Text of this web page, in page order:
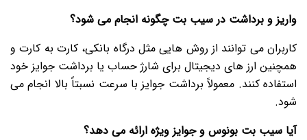
واریز و برداشت در سیب بت چگونه انجام می شود؟
کاربران می توانند از روش هایی مثل درگاه بانکی، کارت به کارت و
همچنین ارز های دیجیتال برای شارژ حساب یا برداشت جوایز خود
استفاده کنند. معمولاً برداشت جوایز با سرعت نسبتاً بالا انجام می
شود.
آیا سیب بت بونوس و جوایز ویژه ارائه می دهد؟